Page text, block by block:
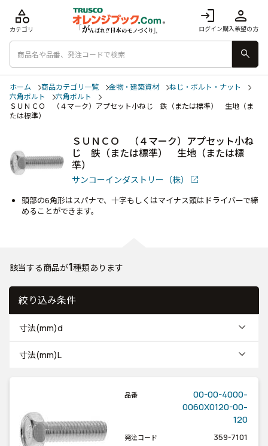
login
ログイン
person
購入希望の方
category
カテゴリ
search
ホーム 商品カテゴリ一覧 金物・建築資材
ねじ・ボルト・ナット
六角ボルト
六角ボルト
ＳＵＮＣＯ （４マーク）アプセット小ねじ 鉄（または標準） 生地（ま
たは標準）
ＳＵＮＣＯ （４マーク）アプセット小ね
じ 鉄（または標準） 生地（または標
準）
サンコーインダストリー（株）
頭部の6角形はスパナで、十字もしくはマイナス頭はドライバーで締
めることができます。
該当する商品が1種類あります
絞り込み条件
寸法(mm)d
寸法(mm)L
品番
00-00-4000-
0060X0120-00-
120
発注コード 359-7101